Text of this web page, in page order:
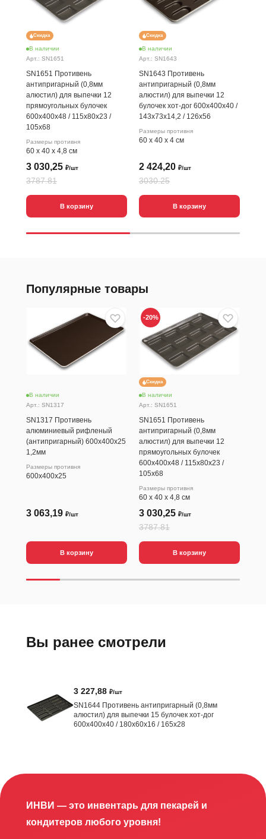
Скидка
В наличии
Арт.: SN1651
SN1651 Противень
антипригарный (0,8мм
алюстил) для выпечки 12
прямоугольных булочек
600х400х48 / 115х80х23 /
105х68
Размеры противня
60 х 40 х 4,8 см
3 030,25 ₽/шт
3787.81
В корзину
Скидка
В наличии
Арт.: SN1643
SN1643 Противень
антипригарный (0,8мм
алюстил) для выпечки 12
булочек хот-дог 600х400х40 /
143х73х14,2 / 126х56
Размеры противня
60 х 40 х 4 см
2 424,20 ₽/шт
3030.25
В корзину
Популярные товары
В наличии
Арт.: SN1317
SN1317 Противень
алюминиевый рифленый
(антипригарный) 600х400х25
1,2мм
Размеры противня
600х400х25
3 063,19 ₽/шт
В корзину
Скидка
В наличии
Арт.: SN1651
SN1651 Противень
антипригарный (0,8мм
алюстил) для выпечки 12
прямоугольных булочек
600х400х48 / 115х80х23 /
105х68
Размеры противня
60 х 40 х 4,8 см
3 030,25 ₽/шт
3787.81
В корзину
-20%
Вы ранее смотрели
3 227,88 ₽/шт
SN1644 Противень антипригарный (0,8мм
алюстил) для выпечки 15 булочек хот-дог
600х400х40 / 180х60х16 / 165х28
ИНВИ — это инвентарь для пекарей и
кондитеров любого уровня!